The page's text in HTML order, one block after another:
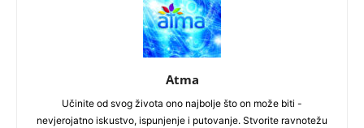
Atma
Učinite od svog života ono najbolje što on može biti -
nevjerojatno iskustvo, ispunjenje i putovanje. Stvorite ravnotežu